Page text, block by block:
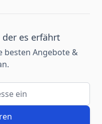
der es erfährt
besten Angebote &